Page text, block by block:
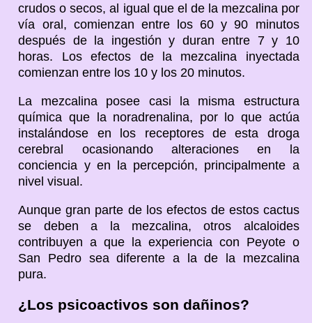
crudos o secos, al igual que el de la mezcalina por
vía oral, comienzan entre los 60 y 90 minutos
después de la ingestión y duran entre 7 y 10
horas. Los efectos de la mezcalina inyectada
comienzan entre los 10 y los 20 minutos.
La mezcalina posee casi la misma estructura
química que la noradrenalina, por lo que actúa
instalándose en los receptores de esta droga
cerebral ocasionando alteraciones en la
conciencia y en la percepción, principalmente a
nivel visual.
Aunque gran parte de los efectos de estos cactus
se deben a la mezcalina, otros alcaloides
contribuyen a que la experiencia con Peyote o
San Pedro sea diferente a la de la mezcalina
pura.
¿Los psicoactivos son dañinos?